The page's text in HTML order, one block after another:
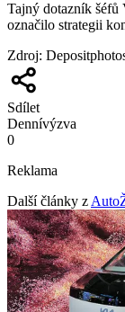
Tajný dotazník šéfů
označilo strategii
Zdroj:
Sdílet
Dennívýzva
0
Reklama
Další články z